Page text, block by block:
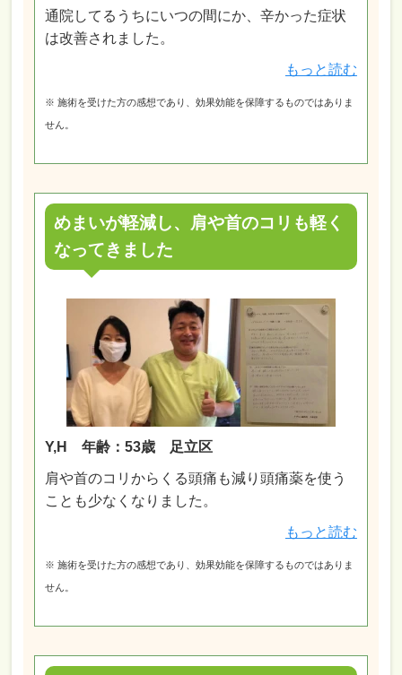
通院してるうちにいつの間にか、辛かった症状
は改善されました。
もっと読む
※ 施術を受けた方の感想であり、効果効能を保障するものではありま
せん。
めまいが軽減し、肩や首のコリも軽く
なってきました
Y,H 年齢：53歳 足立区
肩や首のコリからくる頭痛も減り頭痛薬を使う
ことも少なくなりました。
もっと読む
※ 施術を受けた方の感想であり、効果効能を保障するものではありま
せん。